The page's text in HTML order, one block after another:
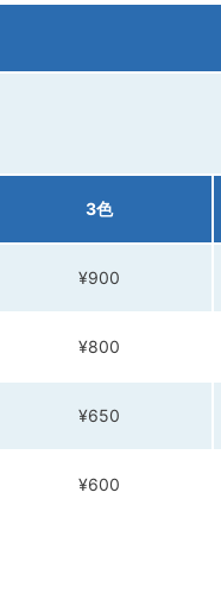
3色
¥900
¥800
¥650
¥600